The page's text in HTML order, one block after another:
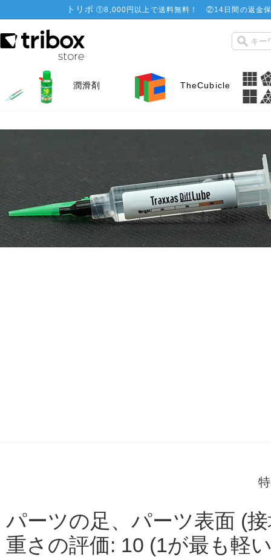
トリボ ①8,000円以上で送料無料！ ②14日間の返金
潤滑剤 TheCubicle
パーツの足、パーツ表面 (
重さの評価: 10 (1が最も軽